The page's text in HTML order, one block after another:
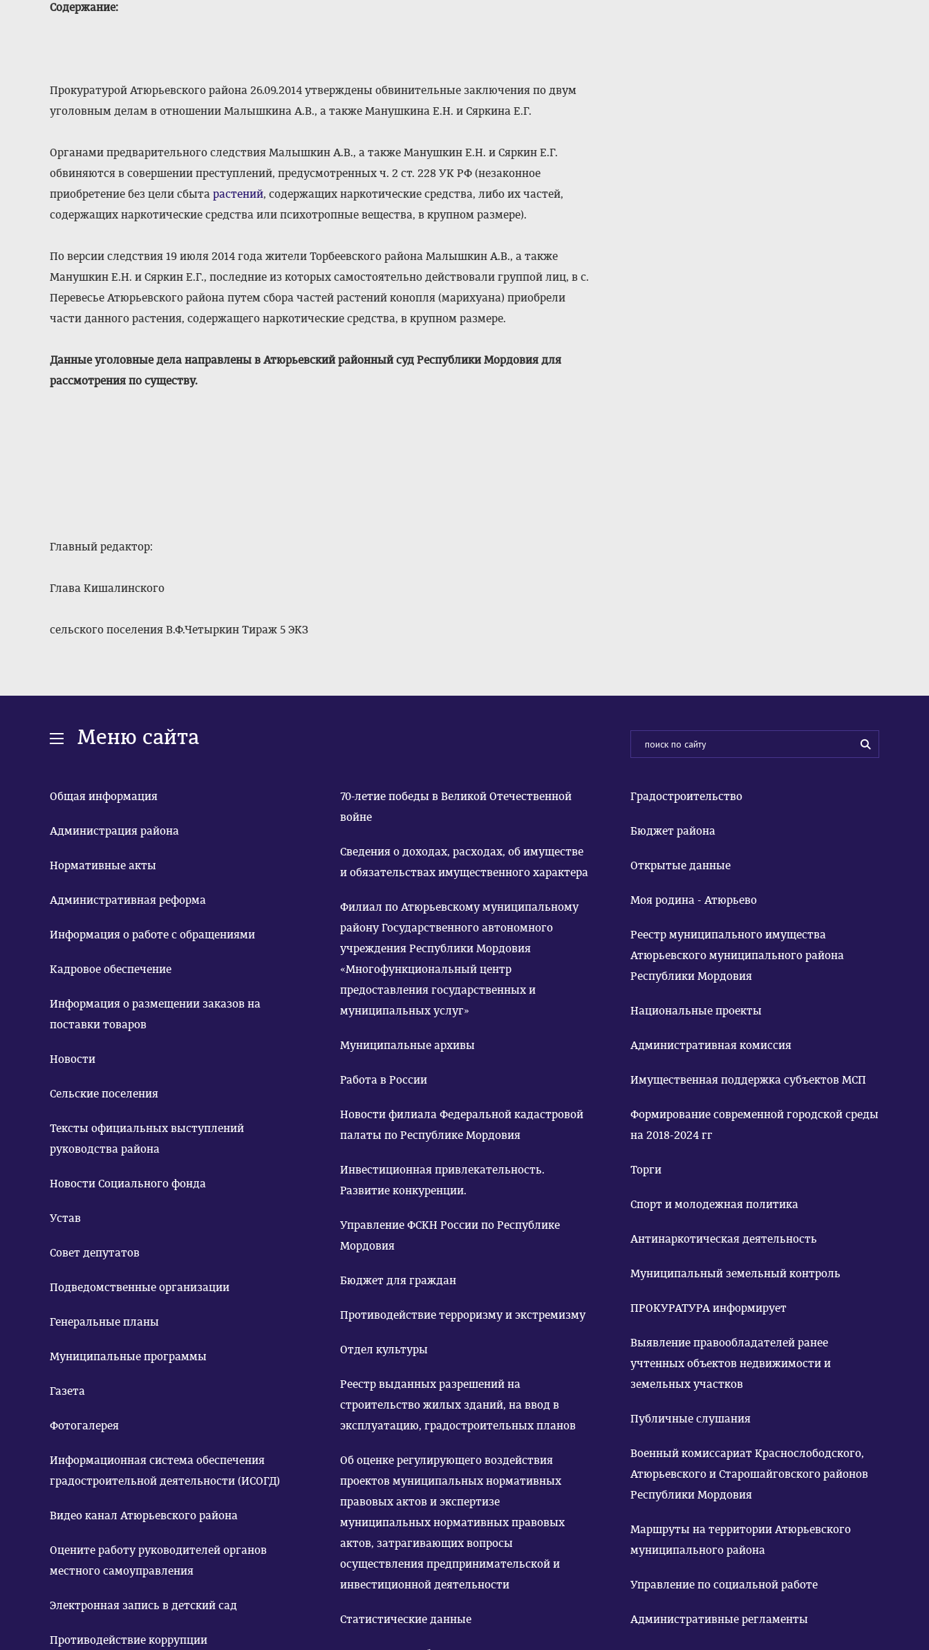
Содержание:
Прокуратурой Атюрьевского района 26.09.2014 утверждены обвинительные заключения по двум
уголовным делам в отношении Малышкина А.В., а также Манушкина Е.Н. и Сяркина Е.Г.
Органами предварительного следствия Малышкин А.В., а также Манушкин Е.Н. и Сяркин Е.Г.
обвиняются в совершении преступлений, предусмотренных ч. 2 ст. 228 УК РФ (незаконное
приобретение без цели сбыта растений, содержащих наркотические средства, либо их частей,
содержащих наркотические средства или психотропные вещества, в крупном размере).
По версии следствия 19 июля 2014 года жители Торбеевского района Малышкин А.В., а также
Манушкин Е.Н. и Сяркин Е.Г., последние из которых самостоятельно действовали группой лиц, в с.
Перевесье Атюрьевского района путем сбора частей растений конопля (марихуана) приобрели
части данного растения, содержащего наркотические средства, в крупном размере.
Данные уголовные дела направлены в Атюрьевский районный суд Республики Мордовия для
рассмотрения по существу.
Главный редактор:
Глава Кишалинского
сельского поселения В.Ф.Четыркин Тираж 5 ЭКЗ
Меню сайта
Общая информация
Администрация района
Нормативные акты
Административная реформа
Информация о работе с обращениями
Кадровое обеспечение
Информация о размещении заказов на
поставки товаров
Новости
Сельские поселения
Тексты официальных выступлений
руководства района
Новости Социального фонда
Устав
Совет депутатов
Подведомственные организации
Генеральные планы
Муниципальные программы
Газета
Фотогалерея
Информационная система обеспечения
градостроительной деятельности (ИСОГД)
Видео канал Атюрьевского района
Оцените работу руководителей органов
местного самоуправления
Электронная запись в детский сад
Противодействие коррупции
70-летие победы в Великой Отечественной
войне
Сведения о доходах, расходах, об имуществе
и обязательствах имущественного характера
Филиал по Атюрьевскому муниципальному
району Государственного автономного
учреждения Республики Мордовия
«Многофункциональный центр
предоставления государственных и
муниципальных услуг»
Муниципальные архивы
Работа в России
Новости филиала Федеральной кадастровой
палаты по Республике Мордовия
Инвестиционная привлекательность.
Развитие конкуренции.
Управление ФСКН России по Республике
Мордовия
Бюджет для граждан
Противодействие терроризму и экстремизму
Отдел культуры
Реестр выданных разрешений на
строительство жилых зданий, на ввод в
эксплуатацию, градостроительных планов
Об оценке регулирующего воздействия
проектов муниципальных нормативных
правовых актов и экспертизе
муниципальных нормативных правовых
актов, затрагивающих вопросы
осуществления предпринимательской и
инвестиционной деятельности
Статистические данные
Градостроительство
Бюджет района
Открытые данные
Моя родина - Атюрьево
Реестр муниципального имущества
Атюрьевского муниципального района
Республики Мордовия
Национальные проекты
Административная комиссия
Имущественная поддержка субъектов МСП
Формирование современной городской среды
на 2018-2024 гг
Торги
Спорт и молодежная политика
Антинаркотическая деятельность
Муниципальный земельный контроль
ПРОКУРАТУРА информирует
Выявление правообладателей ранее
учтенных объектов недвижимости и
земельных участков
Публичные слушания
Военный комиссариат Краснослободского,
Атюрьевского и Старошайговского районов
Республики Мордовия
Маршруты на территории Атюрьевского
муниципального района
Управление по социальной работе
Административные регламенты